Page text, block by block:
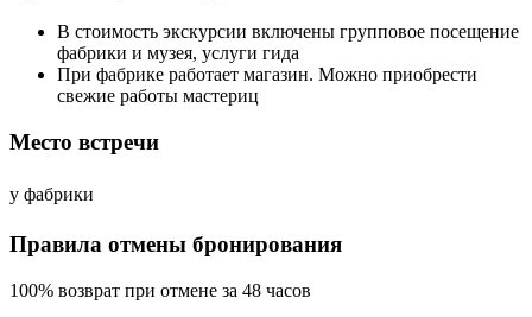
В стоимость экскурсии включены групповое посещение
фабрики и музея, услуги гида
При фабрике работает магазин. Можно приобрести
свежие работы мастериц
Место встречи
у фабрики
Правила отмены бронирования
100% возврат при отмене за 48 часов